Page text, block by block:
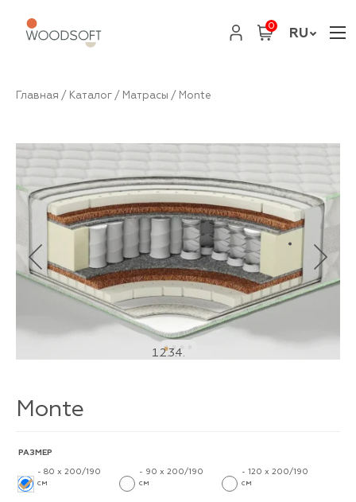
0 RU
Главная / Каталог / Матрасы / Monte
1 2 3
Monte
РАЗМЕР
- 80 x 200/190
см
-
- 90 x 200/190
см
-
- 120 x 200/190
см
-